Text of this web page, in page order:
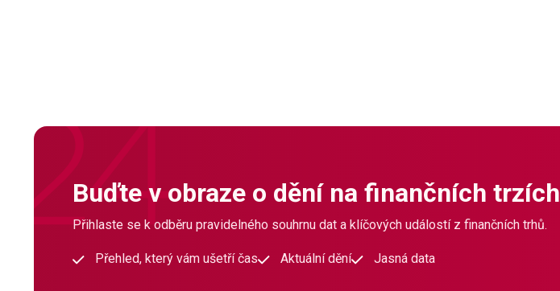
Buďte v obraze o dění na finančních trzích
Přihlaste se k odběru pravidelného souhrnu dat a klíčových událostí z finančních trhů.
Přehled, který vám ušetří čas Aktuální dění Jasná data